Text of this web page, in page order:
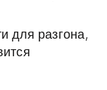
для разгона,